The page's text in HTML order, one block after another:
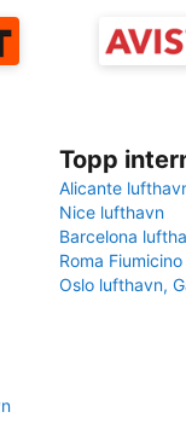
Topp
Alicante
Nice lufthavn
Barcelona
Roma
Oslo lufthavn,